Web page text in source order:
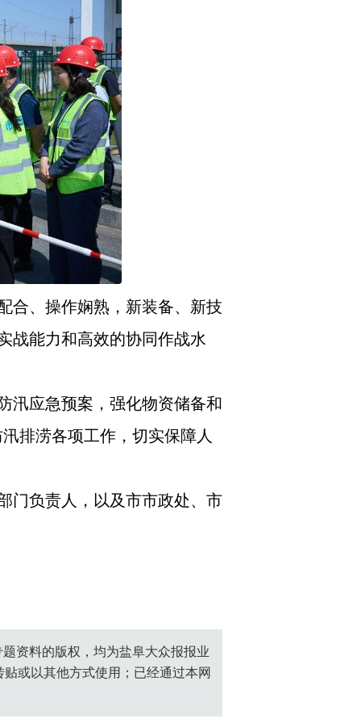
合、操作娴熟，新装备、新技
战能力和高效的协同作战水
汛应急预案，强化物资储备和
排涝各项工作，切实保障人
门负责人，以及市市政处、市
题资料的版权，均为盐阜大众报报业
或以其他方式使用；已经通过本网